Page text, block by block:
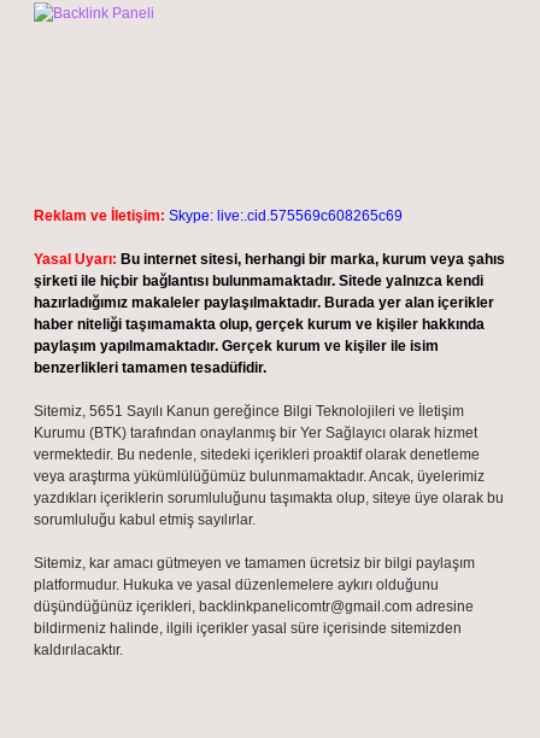
Reklam ve İletişim: Skype: live:.cid.575569c608265c69
Yasal Uyarı: Bu internet sitesi, herhangi bir marka, kurum veya şahıs
şirketi ile hiçbir bağlantısı bulunmamaktadır. Sitede yalnızca kendi
hazırladığımız makaleler paylaşılmaktadır. Burada yer alan içerikler
haber niteliği taşımamakta olup, gerçek kurum ve kişiler hakkında
paylaşım yapılmamaktadır. Gerçek kurum ve kişiler ile isim
benzerlikleri tamamen tesadüfidir.
Sitemiz, 5651 Sayılı Kanun gereğince Bilgi Teknolojileri ve İletişim
Kurumu (BTK) tarafından onaylanmış bir Yer Sağlayıcı olarak hizmet
vermektedir. Bu nedenle, sitedeki içerikleri proaktif olarak denetleme
veya araştırma yükümlülüğümüz bulunmamaktadır. Ancak, üyelerimiz
yazdıkları içeriklerin sorumluluğunu taşımakta olup, siteye üye olarak bu
sorumluluğu kabul etmiş sayılırlar.
Sitemiz, kar amacı gütmeyen ve tamamen ücretsiz bir bilgi paylaşım
platformudur. Hukuka ve yasal düzenlemelere aykırı olduğunu
düşündüğünüz içerikleri, backlinkpanelicomtr@gmail.com adresine
bildirmeniz halinde, ilgili içerikler yasal süre içerisinde sitemizden
kaldırılacaktır.